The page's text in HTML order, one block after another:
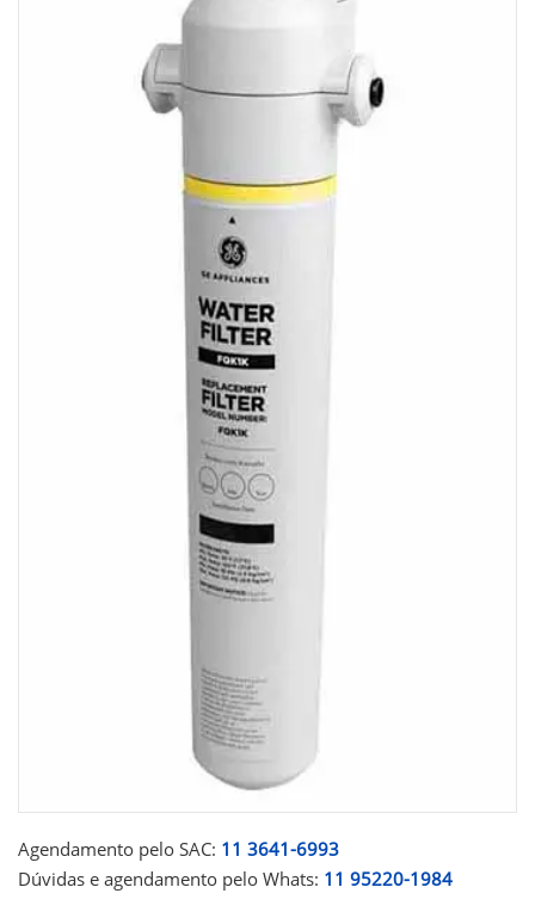
Agendamento pelo SAC: 11 3641-6993
Dúvidas e agendamento pelo Whats: 11 95220-1984